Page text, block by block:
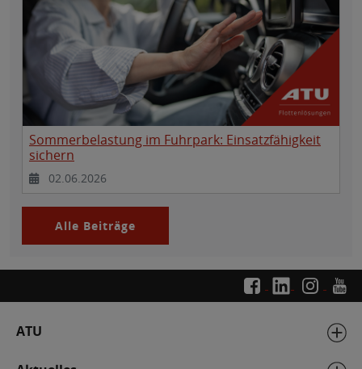
Sommerbelastung im Fuhrpark: Einsatzfähigkeit
sichern
02.06.2026
Alle Beiträge
ATU